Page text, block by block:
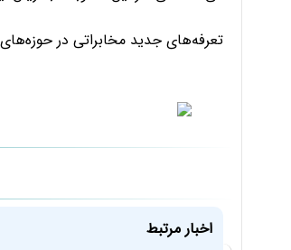
تعرفه‌های جدید مخابراتی در
اخبار مرتبط